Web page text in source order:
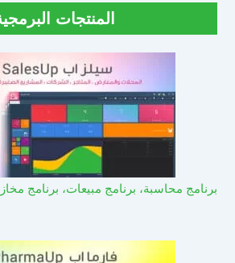
المنتجات
برنامج محاسبة، برنامج مبيعات، برنامج